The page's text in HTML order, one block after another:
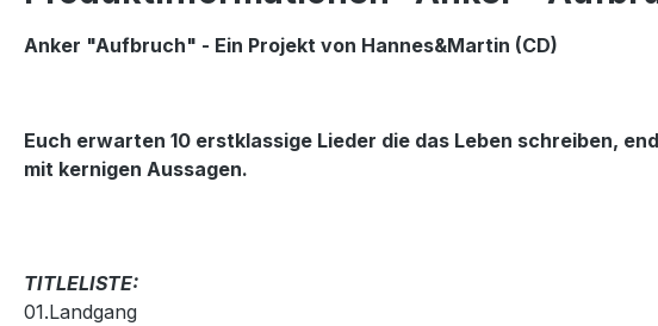
Anker "Aufbruch" - Ein Projekt von Hannes&Martin (CD)
Euch erwarten 10 erstklassige Lieder die das Leben schreiben,
mit kernigen Aussagen.
TITLELISTE:
01.Landgang